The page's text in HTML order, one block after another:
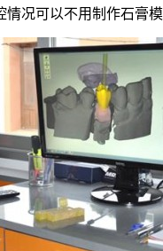
况可以不用制作石膏